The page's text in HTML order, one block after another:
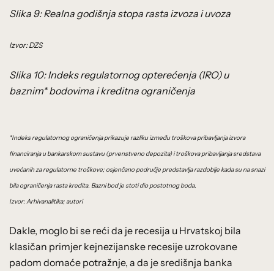
Slika 9: Realna godišnja stopa rasta izvoza i uvoza
Izvor: DZS
Slika 10: Indeks regulatornog opterećenja (IRO) u
baznim* bodovima i kreditna ograničenja
*Indeks regulatornog ograničenja prikazuje razliku između troškova pribavljanja izvora
financiranja u bankarskom sustavu (prvenstveno depozita) i troškova pribavljanja sredstava
uvećanih za regulatorne troškove; osjenčano područje predstavlja razdoblje kada su na snazi
bila ograničenja rasta kredita. Bazni bod je stoti dio postotnog boda.
Izvor: Arhivanalitika; autori
Dakle, moglo bi se reći da je recesija u Hrvatskoj bila
klasičan primjer kejnezijanske recesije uzrokovane
padom domaće potražnje, a da je središnja banka